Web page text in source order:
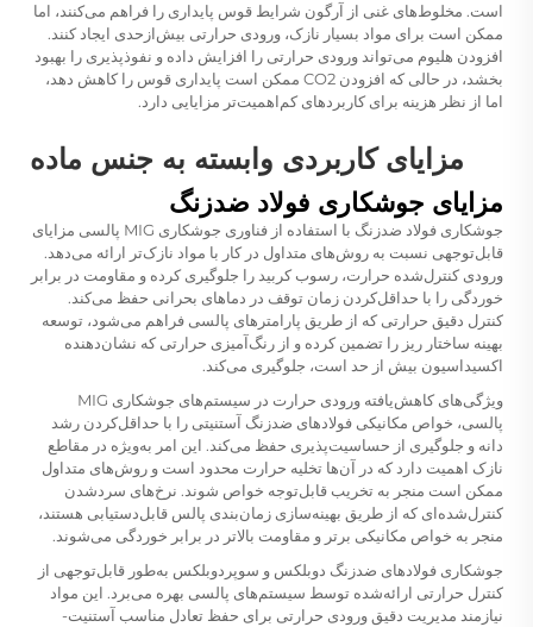
است. مخلوط‌های غنی از آرگون شرایط قوس پایداری را فراهم می‌کنند، اما
ممکن است برای مواد بسیار نازک، ورودی حرارتی بیش‌ازحدی ایجاد کنند.
افزودن هلیوم می‌تواند ورودی حرارتی را افزایش داده و نفوذپذیری را بهبود
بخشد، در حالی که افزودن CO2 ممکن است پایداری قوس را کاهش دهد،
اما از نظر هزینه برای کاربردهای کم‌اهمیت‌تر مزایایی دارد.
مزایای کاربردی وابسته به جنس ماده
مزایای جوشکاری فولاد ضدزنگ
جوشکاری فولاد ضدزنگ با استفاده از فناوری جوشکاری MIG پالسی مزایای
قابل‌توجهی نسبت به روش‌های متداول در کار با مواد نازک‌تر ارائه می‌دهد.
ورودی کنترل‌شده حرارت، رسوب کربید را جلوگیری کرده و مقاومت در برابر
خوردگی را با حداقل‌کردن زمان توقف در دماهای بحرانی حفظ می‌کند.
کنترل دقیق حرارتی که از طریق پارامترهای پالسی فراهم می‌شود، توسعه
بهینه ساختار ریز را تضمین کرده و از رنگ‌آمیزی حرارتی که نشان‌دهنده
اکسیداسیون بیش از حد است، جلوگیری می‌کند.
ویژگی‌های کاهش‌یافته ورودی حرارت در سیستم‌های جوشکاری MIG
پالسی، خواص مکانیکی فولادهای ضدزنگ آستنیتی را با حداقل‌کردن رشد
دانه و جلوگیری از حساسیت‌پذیری حفظ می‌کند. این امر به‌ویژه در مقاطع
نازک اهمیت دارد که در آن‌ها تخلیه حرارت محدود است و روش‌های متداول
ممکن است منجر به تخریب قابل‌توجه خواص شوند. نرخ‌های سردشدن
کنترل‌شده‌ای که از طریق بهینه‌سازی زمان‌بندی پالس قابل‌دستیابی هستند،
منجر به خواص مکانیکی برتر و مقاومت بالاتر در برابر خوردگی می‌شوند.
جوشکاری فولادهای ضدزنگ دوبلکس و سوپردوبلکس به‌طور قابل‌توجهی از
کنترل حرارتی ارائه‌شده توسط سیستم‌های پالسی بهره می‌برد. این مواد
نیازمند مدیریت دقیق ورودی حرارتی برای حفظ تعادل مناسب آستنیت-